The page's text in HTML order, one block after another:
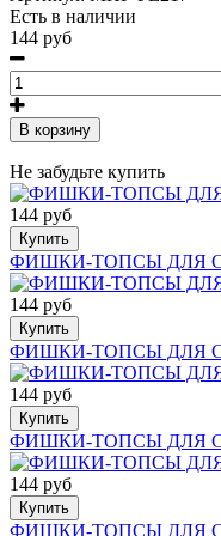
Есть в наличии
144 руб
В корзину
Не забудьте купить
144 руб
Купить
ФИШКИ-ТОПСЫ ДЛЯ
144 руб
Купить
ФИШКИ-ТОПСЫ ДЛЯ
144 руб
Купить
ФИШКИ-ТОПСЫ ДЛЯ
144 руб
Купить
ФИШКИ-ТОПСЫ ДЛЯ